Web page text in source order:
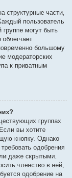
структурные части,
пользователь
группе могут быть
большому
модераторских
к приватным
группах
вы хотите
кнопку. Однако
одобрения
даже скрытыми.
членство в ней,
одобрение на